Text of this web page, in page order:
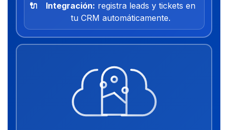
🔌 Integración: registra leads y tickets en
tu CRM automáticamente.